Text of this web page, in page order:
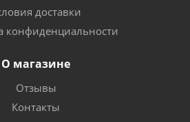
доставки
конфиденциальности
О магазине
Отзывы
Контакты